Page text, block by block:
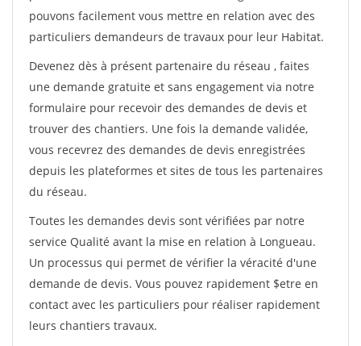
pouvons facilement vous mettre en relation avec des
particuliers demandeurs de travaux pour leur Habitat.
Devenez dès à présent partenaire du réseau , faites
une demande gratuite et sans engagement via notre
formulaire pour recevoir des demandes de devis et
trouver des chantiers. Une fois la demande validée,
vous recevrez des demandes de devis enregistrées
depuis les plateformes et sites de tous les partenaires
du réseau.
Toutes les demandes devis sont vérifiées par notre
service Qualité avant la mise en relation à Longueau.
Un processus qui permet de vérifier la véracité d'une
demande de devis. Vous pouvez rapidement $etre en
contact avec les particuliers pour réaliser rapidement
leurs chantiers travaux.